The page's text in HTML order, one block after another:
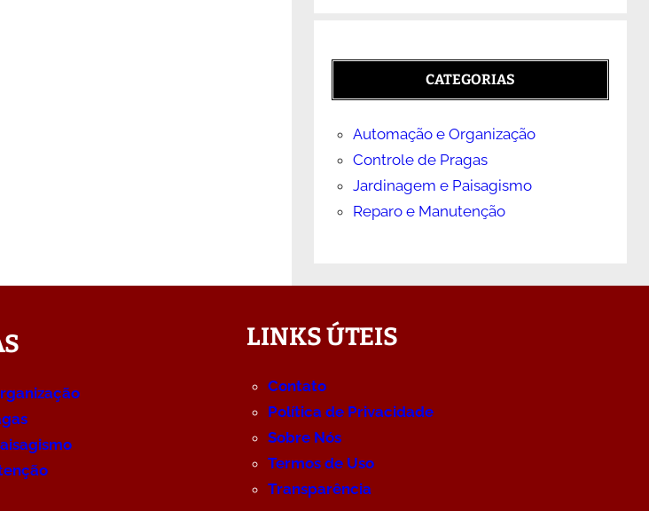
CATEGORIAS
Automação e Organização
Controle de Pragas
Jardinagem e Paisagismo
Reparo e Manutenção
LINKS ÚTEIS
Contato
Política de Privacidade
Sobre Nós
Termos de Uso
Transparência